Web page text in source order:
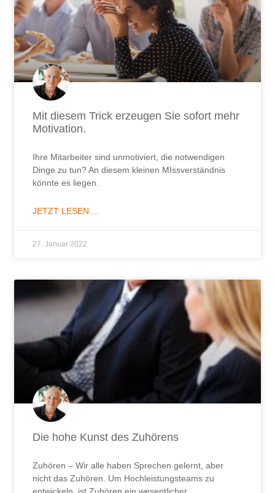
Mit diesem Trick erzeugen Sie sofort mehr
Motivation.
Ihre Mitarbeiter sind unmotiviert, die notwendigen
Dinge zu tun? An diesem kleinen MIssverständnis
könnte es liegen.
JETZT LESEN ...
27. Januar 2022
Die hohe Kunst des Zuhörens
Zuhören – Wir alle haben Sprechen gelernt, aber
nicht das Zuhören. Um Hochleistungsteams zu
entwickeln, ist Zuhören ein wesentlicher